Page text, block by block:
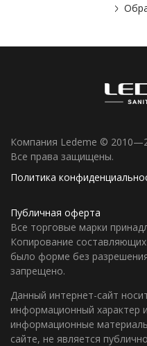
Компания Ledeme ©
Все права защищены.
Политика
Публичная оферта
Все торговые марки
Копирование
было форме без
запрещено.
Данный интернет-сайт
информационный характер
информационные
сайте, не является